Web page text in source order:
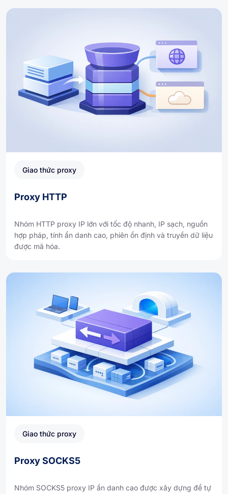
Giao thức proxy
Proxy HTTP
Nhóm HTTP proxy IP lớn với tốc độ nhanh, IP sạch, nguồn
hợp pháp, tính ẩn danh cao, phiên ổn định và truyền dữ liệu
được mã hóa.
Giao thức proxy
Proxy SOCKS5
Nhóm SOCKS5 proxy IP ẩn danh cao được xây dựng để tự